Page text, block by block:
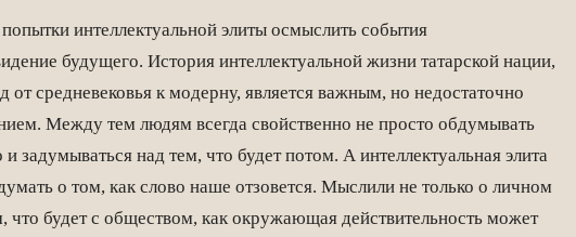
интеллектуальной элиты осмыслить события
будущего. История интеллектуальной жизни татарской нации,
средневековья к модерну, является важным, но недостаточно
Между тем людям всегда свойственно не просто обдумывать
задумываться над тем, что будет потом. А интеллектуальная элита
о том, как слово наше отзовется. Мыслили не только о личном
что будет с обществом, как окружающая действительность может